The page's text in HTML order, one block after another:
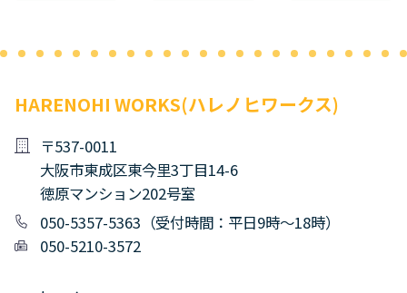
HARENOHI WORKS(ハレノヒワークス)
〒537-0011
大阪市東成区東今里3丁目14-6
徳原マンション202号室
050-5357-5363（受付時間：平日9時～18時）
050-5210-3572